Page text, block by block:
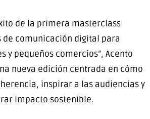
de la primera masterclass
de comunicación digital para
y pequeños comercios”, Acento
nueva edición centrada en cómo
inspirar a las audiencias y
impacto sostenible.